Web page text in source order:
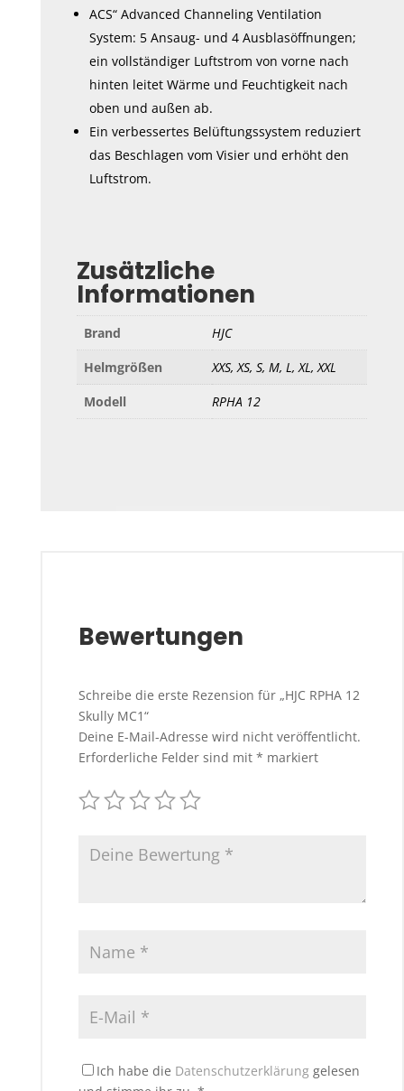
ACS“ Advanced Channeling Ventilation
System: 5 Ansaug- und 4 Ausblasöffnungen;
ein vollständiger Luftstrom von vorne nach
hinten leitet Wärme und Feuchtigkeit nach
oben und außen ab.
Ein verbessertes Belüftungssystem reduziert
das Beschlagen vom Visier und erhöht den
Luftstrom.
Zusätzliche
Informationen
Brand
HJC
Helmgrößen
XXS, XS, S, M, L, XL, XXL
Modell
RPHA 12
Bewertungen
Schreibe die erste Rezension für „HJC RPHA 12
Skully MC1“
Deine E-Mail-Adresse wird nicht veröffentlicht.
Erforderliche Felder sind mit * markiert
Ich habe die Datenschutzerklärunggelesen